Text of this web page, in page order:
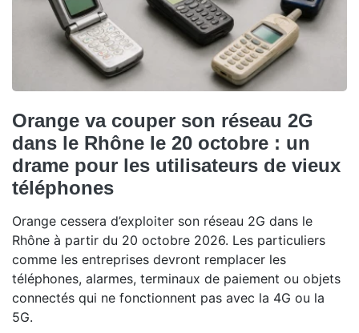
Orange va couper son réseau 2G
dans le Rhône le 20 octobre : un
drame pour les utilisateurs de vieux
téléphones
Orange cessera d’exploiter son réseau 2G dans le
Rhône à partir du 20 octobre 2026. Les particuliers
comme les entreprises devront remplacer les
téléphones, alarmes, terminaux de paiement ou objets
connectés qui ne fonctionnent pas avec la 4G ou la
5G.